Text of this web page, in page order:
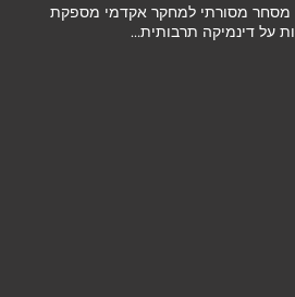
מסחר מסורתי למחקר אקדמי מספקת
על דינמיקה תרבותית…